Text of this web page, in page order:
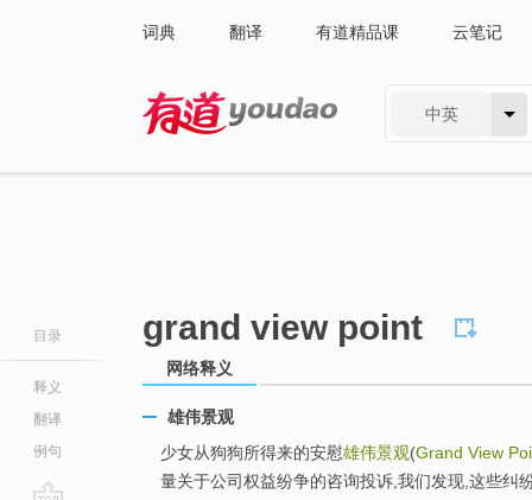
词典 翻译 有道精品课 云笔记
中英
目录
释义
翻译
例句
grand view point
网络释义
雄伟景观
少女从狗狗所得来的安慰雄伟景观(Grand View
量关于公司权益纷争的咨询投诉,我们发现,这些纠